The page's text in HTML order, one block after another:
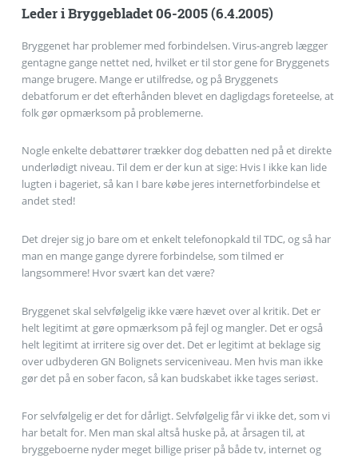
Leder i Bryggebladet 06-2005 (6.4.2005)
Bryggenet har problemer med forbindelsen. Virus-angreb lægger
gentagne gange nettet ned, hvilket er til stor gene for Bryggenets
mange brugere. Mange er utilfredse, og på Bryggenets
debatforum er det efterhånden blevet en dagligdags foreteelse, at
folk gør opmærksom på problemerne.
Nogle enkelte debattører trækker dog debatten ned på et direkte
underlødigt niveau. Til dem er der kun at sige: Hvis I ikke kan lide
lugten i bageriet, så kan I bare købe jeres internetforbindelse et
andet sted!
Det drejer sig jo bare om et enkelt telefonopkald til TDC, og så har
man en mange gange dyrere forbindelse, som tilmed er
langsommere! Hvor svært kan det være?
Bryggenet skal selvfølgelig ikke være hævet over al kritik. Det er
helt legitimt at gøre opmærksom på fejl og mangler. Det er også
helt legitimt at irritere sig over det. Det er legitimt at beklage sig
over udbyderen GN Bolignets serviceniveau. Men hvis man ikke
gør det på en sober facon, så kan budskabet ikke tages seriøst.
For selvfølgelig er det for dårligt. Selvfølgelig får vi ikke det, som vi
har betalt for. Men man skal altså huske på, at årsagen til, at
bryggeboerne nyder meget billige priser på både tv, internet og